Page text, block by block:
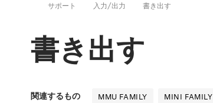
サポート 入力/出力 書き出す
書き出す
関連するもの MMU FAMILY MINI FAMILY